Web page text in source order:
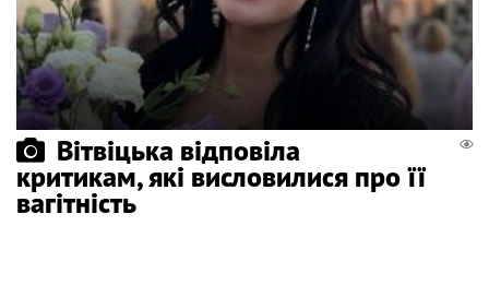
Вітвіцька відповіла
критикам, які висловилися про її
вагітність